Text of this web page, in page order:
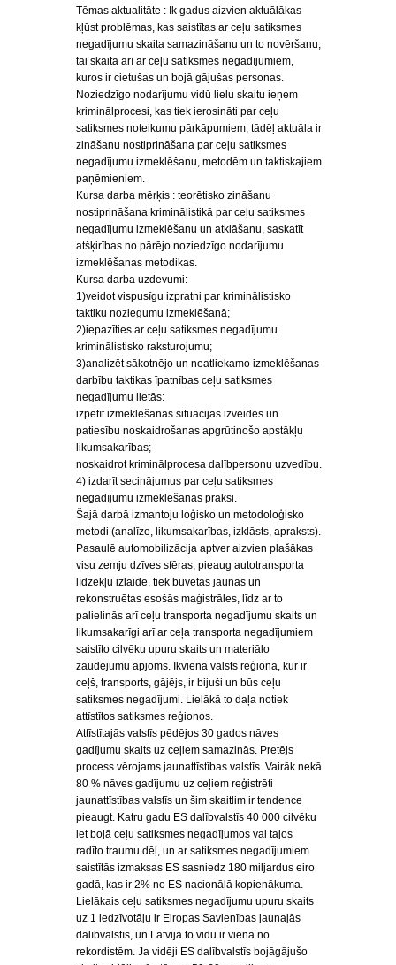
Tēmas aktualitāte : Ik gadus aizvien aktuālākas
kļūst problēmas, kas saistītas ar ceļu satiksmes
negadījumu skaita samazināšanu un to novēršanu,
tai skaitā arī ar ceļu satiksmes negadījumiem,
kuros ir cietušas un bojā gājušas personas.
Noziedzīgo nodarījumu vidū lielu skaitu ieņem
kriminālprocesi, kas tiek ierosināti par ceļu
satiksmes noteikumu pārkāpumiem, tādēļ aktuāla ir
zināšanu nostiprināšana par ceļu satiksmes
negadījumu izmeklēšanu, metodēm un taktiskajiem
paņēmieniem.
Kursa darba mērķis : teorētisko zināšanu
nostiprināšana kriminālistikā par ceļu satiksmes
negadījumu izmeklēšanu un atklāšanu, saskatīt
atšķirības no pārējo noziedzīgo nodarījumu
izmeklēšanas metodikas.
Kursa darba uzdevumi:
1)veidot vispusīgu izpratni par kriminālistisko
taktiku noziegumu izmeklēšanā;
2)iepazīties ar ceļu satiksmes negadījumu
kriminālistisko raksturojumu;
3)analizēt sākotnējo un neatliekamo izmeklēšanas
darbību taktikas īpatnības ceļu satiksmes
negadījumu lietās:
izpētīt izmeklēšanas situācijas izveides un
patiesību noskaidrošanas apgrūtinošo apstākļu
likumsakarības;
noskaidrot kriminālprocesa dalībpersonu uzvedību.
4) izdarīt secinājumus par ceļu satiksmes
negadījumu izmeklēšanas praksi.
Šajā darbā izmantoju loģisko un metodoloģisko
metodi (analīze, likumsakarības, izklāsts, apraksts).
Pasaulē automobilizācija aptver aizvien plašākas
visu zemju dzīves sfēras, pieaug autotransporta
līdzekļu izlaide, tiek būvētas jaunas un
rekonstruētas esošās maģistrāles, līdz ar to
palielinās arī ceļu transporta negadījumu skaits un
likumsakarīgi arī ar ceļa transporta negadījumiem
saistīto cilvēku upuru skaits un materiālo
zaudējumu apjoms. Ikvienā valsts reģionā, kur ir
ceļš, transports, gājējs, ir bijuši un būs ceļu
satiksmes negadījumi. Lielākā to daļa notiek
attīstītos satiksmes reģionos.
Attīstītajās valstīs pēdējos 30 gados nāves
gadījumu skaits uz ceļiem samazinās. Pretējs
process vērojams jaunattīstības valstīs. Vairāk nekā
80 % nāves gadījumu uz ceļiem reģistrēti
jaunattīstības valstīs un šim skaitlim ir tendence
pieaugt. Katru gadu ES dalībvalstīs 40 000 cilvēku
iet bojā ceļu satiksmes negadījumos vai tajos
radīto traumu dēļ, un ar satiksmes negadījumiem
saistītās izmaksas ES sasniedz 180 miljardus eiro
gadā, kas ir 2% no ES nacionālā kopienākuma.
Lielākais ceļu satiksmes negadījumu upuru skaits
uz 1 iedzīvotāju ir Eiropas Savienības jaunajās
dalībvalstīs, un Latvija to vidū ir viena no
rekordistēm. Ja vidēji ES dalībvalstīs bojāgājušo